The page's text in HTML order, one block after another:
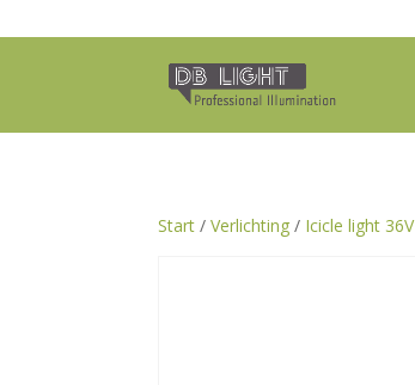
Start / Verlichting / Icicle light 36V